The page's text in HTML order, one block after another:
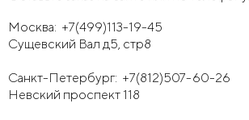
Москва: +7(499)113-19-45
Сущевский Вал д5, стр8
Санкт-Петербург: +7(812)507-60-26
Невский проспект 118